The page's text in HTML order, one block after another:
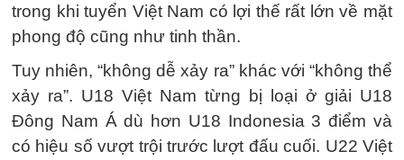
trong khi tuyển Việt Nam có lợi thế rất lớn về mặt
phong độ cũng như tinh thần.
Tuy nhiên, “không dễ xảy ra” khác với “không thể
xảy ra”. U18 Việt Nam từng bị loại ở giải U18
Đông Nam Á dù hơn U18 Indonesia 3 điểm và
có hiệu số vượt trội trước lượt đấu cuối. U22 Việt